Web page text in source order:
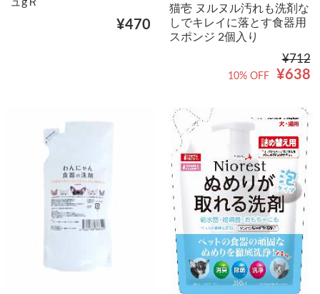
¥470
猫壱 ヌルヌル汚れも洗剤な
しでキレイに落とす食器用
スポンジ 2個入り
¥712
¥638
10% OFF